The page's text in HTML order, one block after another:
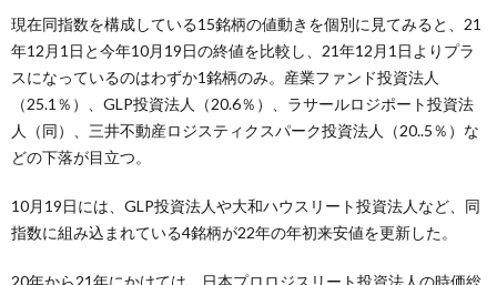
現在同指数を構成している15銘柄の値動きを個別に見てみると、21
年12月1日と今年10月19日の終値を比較し、21年12月1日よりプラ
スになっているのはわずか1銘柄のみ。産業ファンド投資法人
（25.1％）、GLP投資法人（20.6％）、ラサールロジポート投資法
人（同）、三井不動産ロジスティクスパーク投資法人（20..5％）な
どの下落が目立つ。
10月19日には、GLP投資法人や大和ハウスリート投資法人など、同
指数に組み込まれている4銘柄が22年の年初来安値を更新した。
20年から21年にかけては、日本プロロジスリート投資法人の時価総